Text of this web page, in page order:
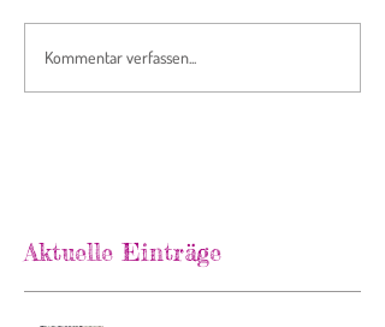
Kommentar verfassen...
Aktuelle Einträge